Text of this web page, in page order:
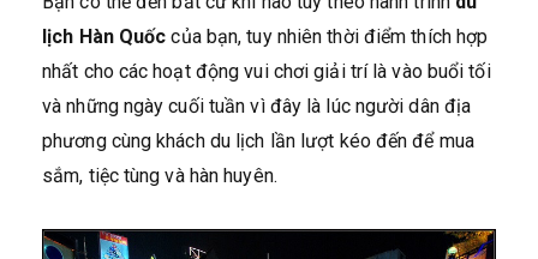
lịch Hàn Quốc của bạn, tuy nhiên thời điểm thích hợp
nhất cho các hoạt động vui chơi giải trí là vào buổi tối
và những ngày cuối tuần vì đây là lúc người dân địa
phương cùng khách du lịch lần lượt kéo đến để mua
sắm, tiệc tùng và hàn huyên.